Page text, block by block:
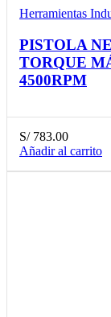
Herramientas
PISTOLA
TORQUE
4500RPM
S/783.00
Añadir al carrito